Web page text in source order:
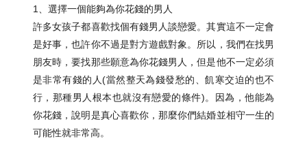
1、選擇一個能夠為你花錢的男人
許多女孩子都喜歡找個有錢男人談戀愛。其實這不一定會
是好事，也許你不過是對方遊戲對象。所以，我們在找男
朋友時，要找那些願意為你花錢男人，但是他不一定必須
是非常有錢的人(當然整天為錢發愁的、飢寒交迫的也不
行，那種男人根本也就沒有戀愛的條件)。因為，他能為
你花錢，說明是真心喜歡你，那麼你們結婚並相守一生的
可能性就非常高。